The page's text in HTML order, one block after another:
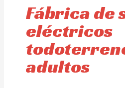
Fábrica de
eléctricos
adultos